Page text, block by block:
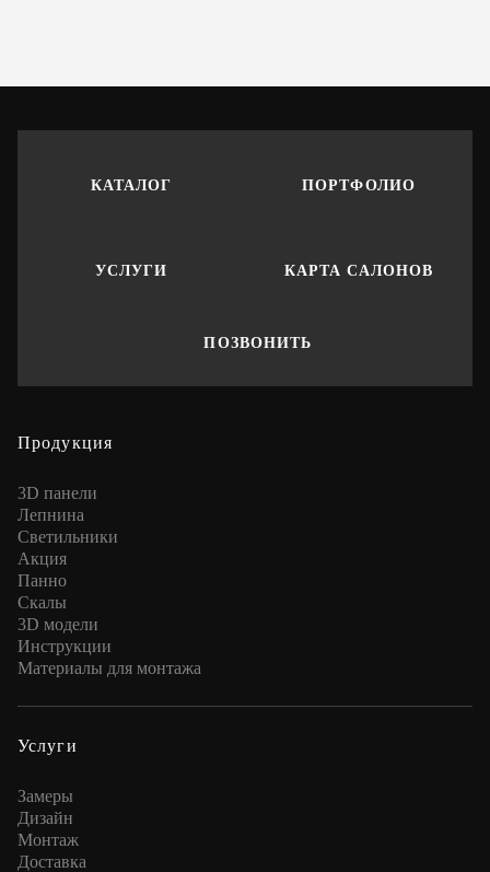
КАТАЛОГ ПОРТФОЛИО
УСЛУГИ КАРТА САЛОНОВ
ПОЗВОНИТЬ
Продукция
3D панели
Лепнина
Cветильники
Акция
Панно
Скалы
3D модели
Инструкции
Материалы для монтажа
Услуги
Замеры
Дизайн
Монтаж
Доставка